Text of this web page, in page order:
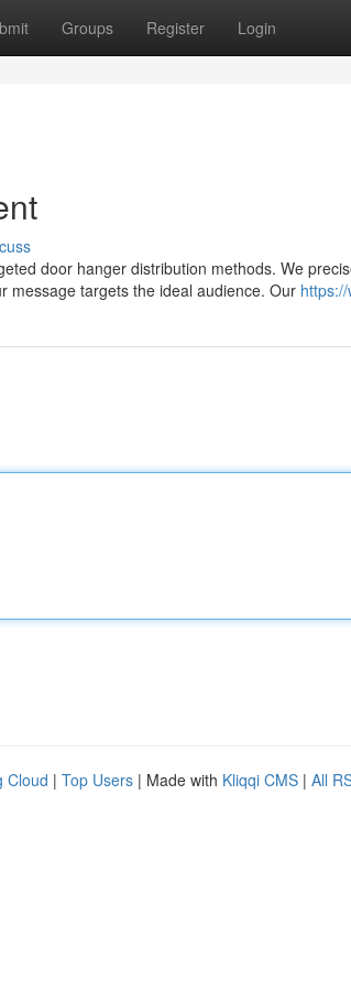
Groups Register Login
door hanger distribution methods. We
message targets the ideal audience. Our
Cloud | Top Users | Made with Kliqqi CMS | All